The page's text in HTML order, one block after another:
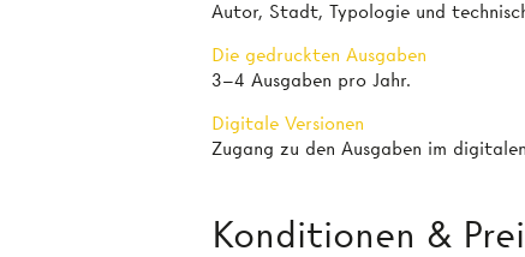
Autor, Stadt, Typologie und
Die gedruckten Ausgaben
3–4 Ausgaben pro Jahr.
Digitale Versionen
Zugang zu den Ausgaben im
Konditionen &